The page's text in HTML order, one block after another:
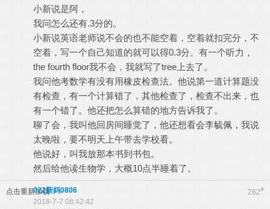
小新说是阿，
我问怎么还有.3分的。
小新说英语老师说不会的也不能空着，空着就扣完分，不
空着，写一个自己知道的就可以得0.3分。有一个听力，
the fourth floor我不会，我就写了tree上去了。
我问他考数学有没有用橡皮检查法。他说第一道计算题没
有检查，有一个计算错了，其他检查了，检查不出来，也
有一个错了。他还把怎么算错的地方告诉我了。
聊了会，我叫他回房间睡觉了，他还想看会李毓佩，我说
太晚啦，要不明天上午带去学校看。
他说好，叫我放那本书到书包。
然后给他读生物学，大概10点半睡着了。
点击重新加载 262#
022新妈0806
2018-7-7 08:42:42